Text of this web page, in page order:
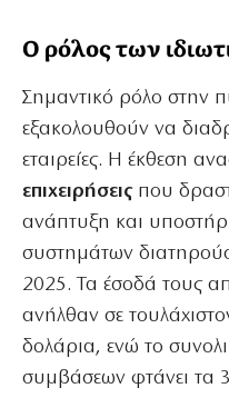
Ο ρόλος των
Σημαντικό ρόλο στην
εξακολουθούν να
εταιρείες. Η έκθεση
επιχειρήσεις που
ανάπτυξη και
συστημάτων
2025. Τα έσοδά τους
ανήλθαν σε
δολάρια, ενώ το
συμβάσεων φτάνει τα